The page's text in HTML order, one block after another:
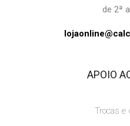
de 2ª
APOIO
Trocas e